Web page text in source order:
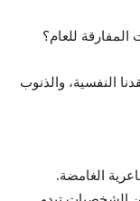
المفارقة للعام؟
النفسية، والذنوب
الغامضة.